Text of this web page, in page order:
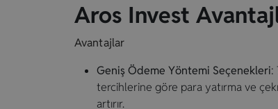
Aros Invest
Avantajlar
Geniş Ödeme Yöntemi Seçenekleri:
tercihlerine göre para yatırma ve
artırır.